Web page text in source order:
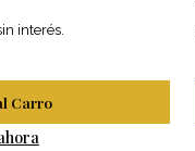
interés.
Carro